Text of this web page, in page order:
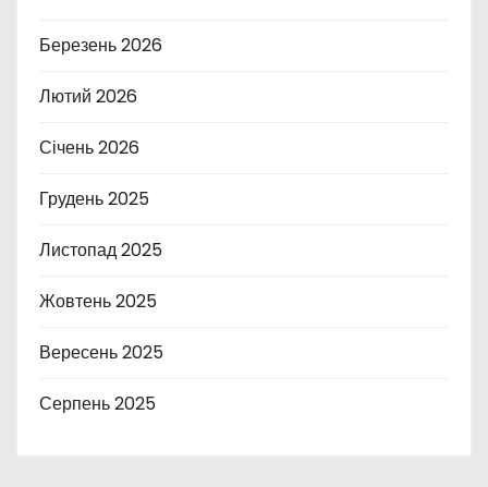
Березень 2026
Лютий 2026
Січень 2026
Грудень 2025
Листопад 2025
Жовтень 2025
Вересень 2025
Серпень 2025